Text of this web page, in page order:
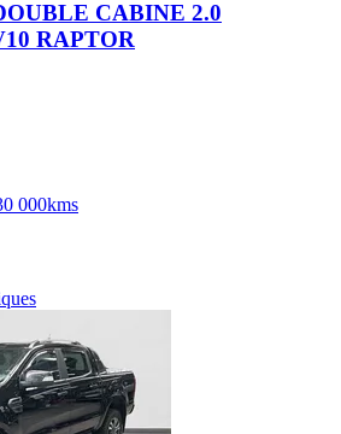
CABINE 2.0
RAPTOR
000kms